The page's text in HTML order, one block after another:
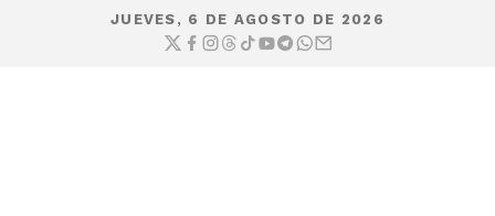
JUEVES, 6 DE AGOSTO DE 2026